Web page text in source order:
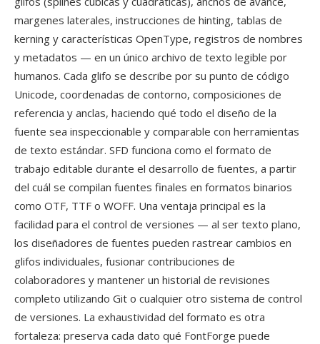
margenes laterales, instrucciones de hinting, tablas de
kerning y características OpenType, registros de nombres
y metadatos — en un único archivo de texto legible por
humanos. Cada glifo se describe por su punto de código
Unicode, coordenadas de contorno, composiciones de
referencia y anclas, haciendo qué todo el diseño de la
fuente sea inspeccionable y comparable con herramientas
de texto estándar. SFD funciona como el formato de
trabajo editable durante el desarrollo de fuentes, a partir
del cuál se compilan fuentes finales en formatos binarios
como OTF, TTF o WOFF. Una ventaja principal es la
facilidad para el control de versiones — al ser texto plano,
los diseñadores de fuentes pueden rastrear cambios en
glifos individuales, fusionar contribuciones de
colaboradores y mantener un historial de revisiones
completo utilizando Git o cualquier otro sistema de control
de versiones. La exhaustividad del formato es otra
fortaleza: preserva cada dato qué FontForge puede